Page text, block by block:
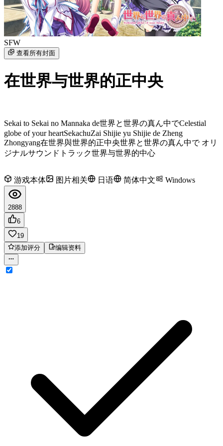
SFW
查看所有封面
在世界与世界的正中央
Sekai to Sekai no Mannaka de世界と世界の真ん中でCelestial
globe of your heartSekachuZai Shijie yu Shijie de Zheng
Zhongyang在世界與世界的正中央世界と世界の真ん中で オリ
ジナルサウンドトラック世界与世界的中心
游戏本体 图片相关 日语 简体中文 Windows
2888
6
19
添加评分
编辑资料